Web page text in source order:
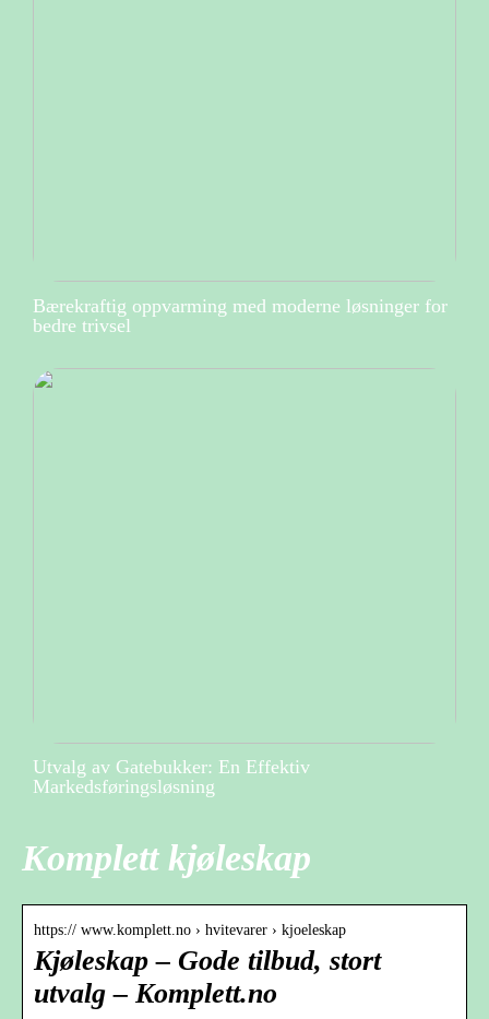
Bærekraftig oppvarming med moderne løsninger for
bedre trivsel
Utvalg av Gatebukker: En Effektiv
Markedsføringsløsning
Komplett kjøleskap
https:// www.komplett.no › hvitevarer › kjoeleskap
Kjøleskap – Gode tilbud, stort
utvalg – Komplett.no